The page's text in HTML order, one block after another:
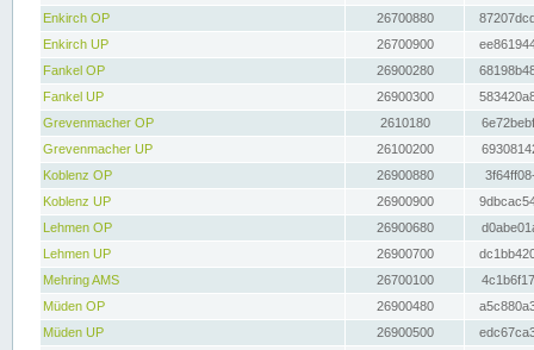
Enkirch OP
26700880
Enkirch UP
26700900
Fankel OP
26900280
Fankel UP
26900300
Grevenmacher OP
2610180
Grevenmacher UP
26100200
Koblenz OP
26900880
Koblenz UP
26900900
Lehmen OP
26900680
Lehmen UP
26900700
Mehring AMS
26700100
Müden OP
26900480
Müden UP
26900500